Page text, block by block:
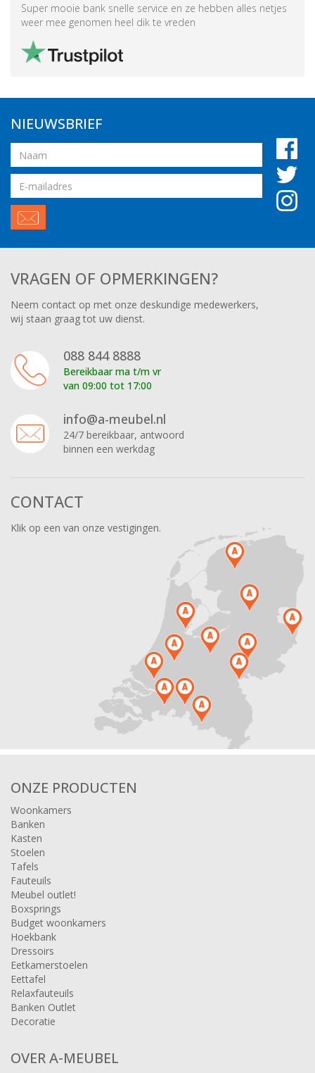
Super mooie bank snelle service en ze hebben alles netjes
weer mee genomen heel dik te vreden
NIEUWSBRIEF
Naam
Email
adres
VRAGEN OF OPMERKINGEN?
Neem contact op met onze deskundige medewerkers,
wij staan graag tot uw dienst.
088 844 8888
Bereikbaar ma t/m vr
van 09:00 tot 17:00
info@a-meubel.nl
24/7 bereikbaar, antwoord
binnen een werkdag
CONTACT
Klik op een van onze vestigingen.
ONZE PRODUCTEN
Woonkamers
Banken
Kasten
Stoelen
Tafels
Fauteuils
Meubel outlet!
Boxsprings
Budget woonkamers
Hoekbank
Dressoirs
Eetkamerstoelen
Eettafel
Relaxfauteuils
Banken Outlet
Decoratie
OVER A-MEUBEL